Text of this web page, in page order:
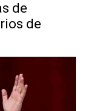
de
de